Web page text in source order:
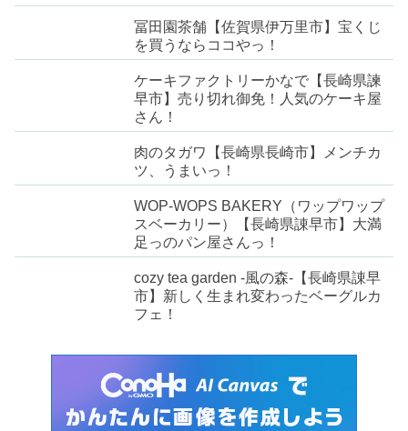
冨田園茶舗【佐賀県伊万里市】宝くじ
を買うならココやっ！
ケーキファクトリーかなで【長崎県諫
早市】売り切れ御免！人気のケーキ屋
さん！
肉のタガワ【長崎県長崎市】メンチカ
ツ、うまいっ！
WOP-WOPS BAKERY（ワップワップ
スベーカリー）【長崎県諌早市】大満
足っのパン屋さんっ！
cozy tea garden -風の森-【長崎県諌早
市】新しく生まれ変わったベーグルカ
フェ！